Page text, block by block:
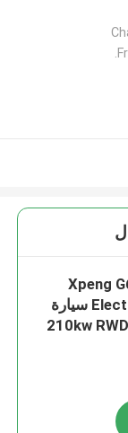
Xpeng
Electric Vehicle SUV EV سيارة
كهربائية بقوة محرك 210kw RWD